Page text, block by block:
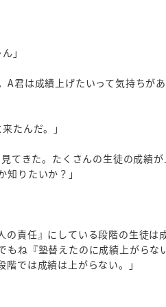
」
君は成績上げたいって気持ちがあ
たんだ。」
てきた。たくさんの生徒の成績
りたいか？」
責任』にしている段階の生徒は
ね『塾替えたのに成績上がら
では成績は上がらない。」